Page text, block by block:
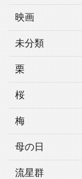
映画
未分類
栗
桜
梅
母の日
流星群